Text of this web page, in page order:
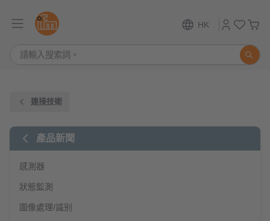
HK
連接技術
產品新聞
感測器
狀態監測
圖像處理/識别